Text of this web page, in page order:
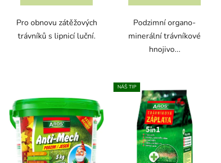
Pro obnovu zátěžových
trávníků s lipnicí luční.
Podzimní organo-
minerální trávníkové
hnojivo...
NÁŠ TIP